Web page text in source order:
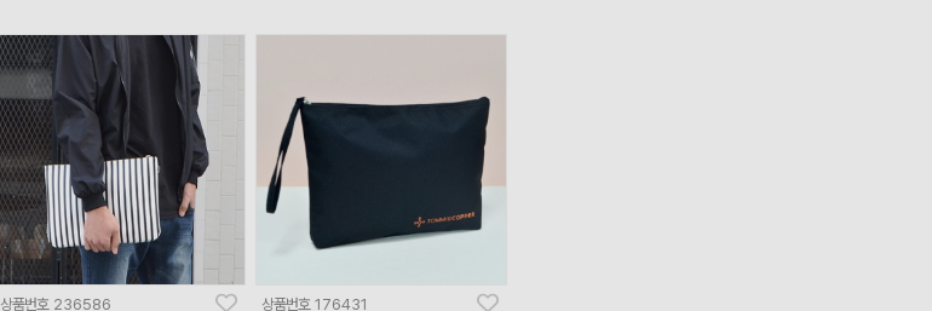
상품번호 236586 상품번호 176431